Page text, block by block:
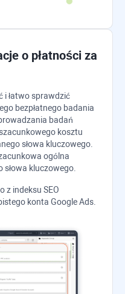
o płatności za
i łatwo sprawdzić
bezpłatnego badania
badań
kosztu
słowa kluczowego.
ogólna
słowa kluczowego.
z indeksu SEO
konta Google Ads.